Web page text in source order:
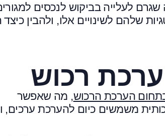
לעלייה בביקוש לנכסים
שלהם לשינויים אלו, ולהבין
רכוש
הערכת הרכוש, מה שאפשר
משמשים כיום להערכת ערכים,